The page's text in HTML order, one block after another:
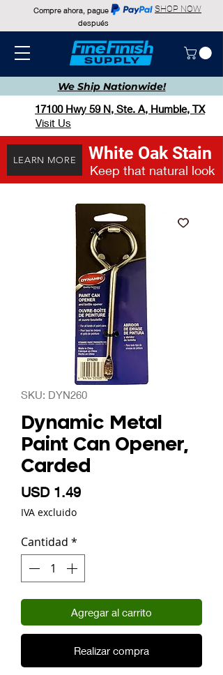
We Ship Nationwide!
Compre ahora, pague
después
SHOP NOW
17100 Hwy 59 N, Ste. A, Humble, TX
Visit Us
LEARN MORE White Oak Stain
Keep that natural look
SKU: DYN260
Dynamic Metal
Paint Can Opener,
Carded
USD 1.49Precio
IVA excluido
Cantidad *
Agregar al carrito
Realizar compra